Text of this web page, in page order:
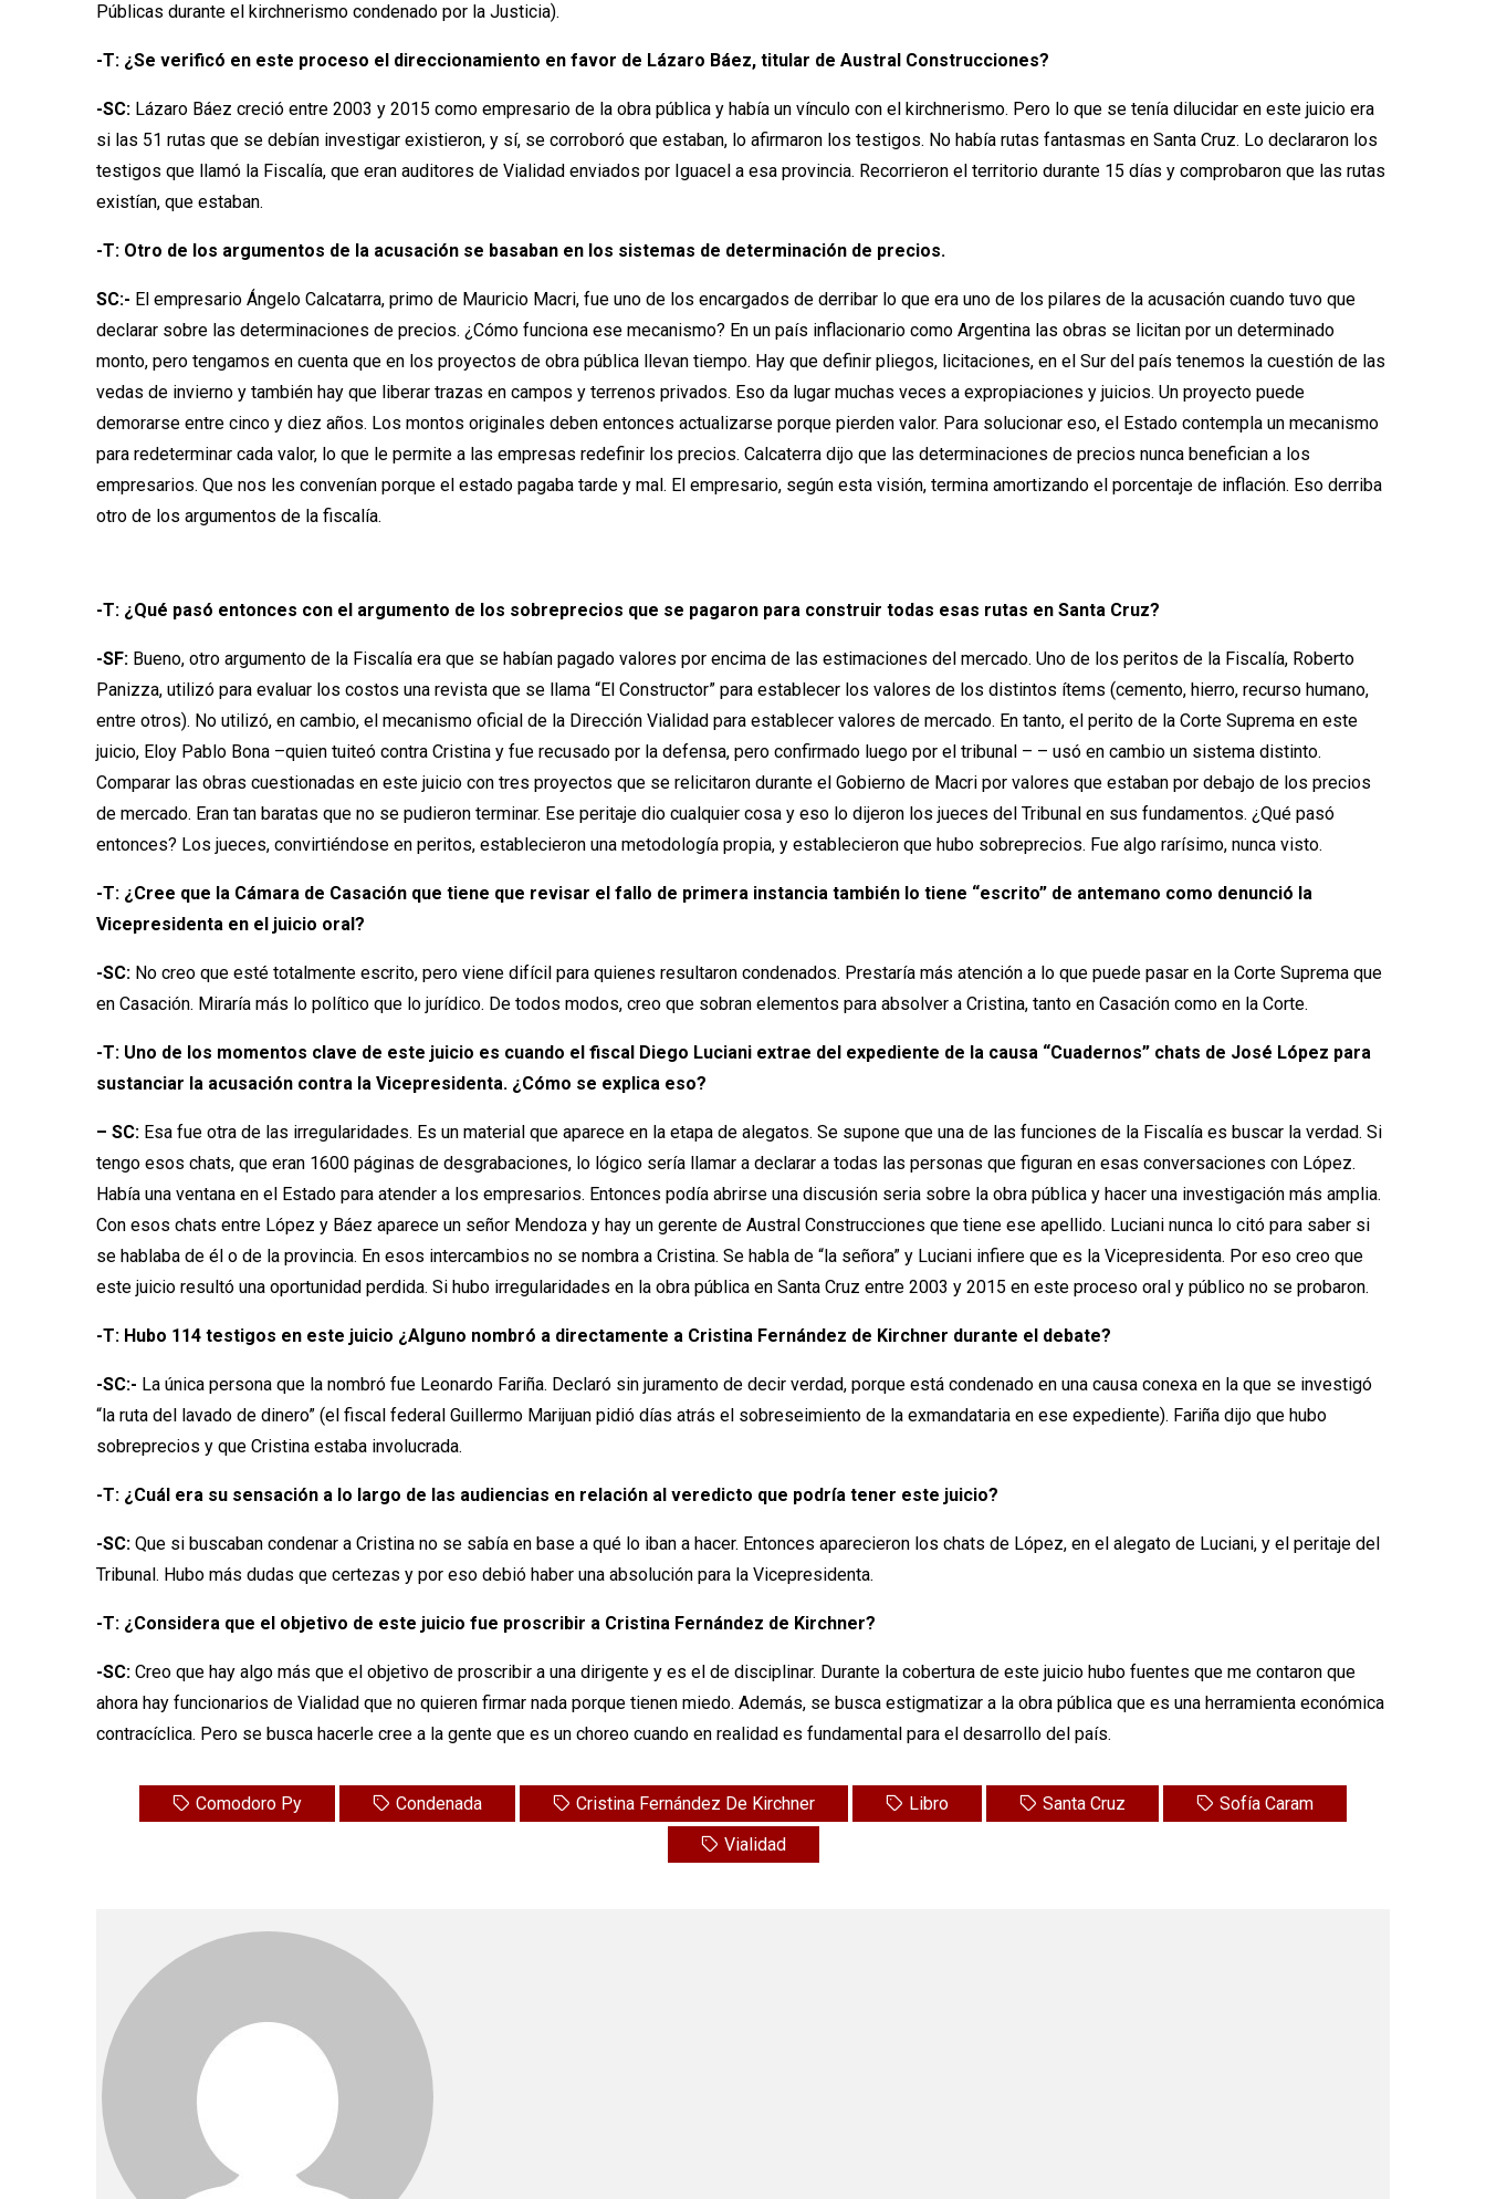
Públicas durante el kirchnerismo condenado por la Justicia).
-T: ¿Se verificó en este proceso el direccionamiento en favor de Lázaro Báez, titular de Austral Construcciones?
-SC: Lázaro Báez creció entre 2003 y 2015 como empresario de la obra pública y había un vínculo con el kirchnerismo. Pero lo que se tenía dilucidar en este juicio era
si las 51 rutas que se debían investigar existieron, y sí, se corroboró que estaban, lo afirmaron los testigos. No había rutas fantasmas en Santa Cruz. Lo declararon los
testigos que llamó la Fiscalía, que eran auditores de Vialidad enviados por Iguacel a esa provincia. Recorrieron el territorio durante 15 días y comprobaron que las rutas
existían, que estaban.
-T: Otro de los argumentos de la acusación se basaban en los sistemas de determinación de precios.
SC:- El empresario Ángelo Calcatarra, primo de Mauricio Macri, fue uno de los encargados de derribar lo que era uno de los pilares de la acusación cuando tuvo que
declarar sobre las determinaciones de precios. ¿Cómo funciona ese mecanismo? En un país inflacionario como Argentina las obras se licitan por un determinado
monto, pero tengamos en cuenta que en los proyectos de obra pública llevan tiempo. Hay que definir pliegos, licitaciones, en el Sur del país tenemos la cuestión de las
vedas de invierno y también hay que liberar trazas en campos y terrenos privados. Eso da lugar muchas veces a expropiaciones y juicios. Un proyecto puede
demorarse entre cinco y diez años. Los montos originales deben entonces actualizarse porque pierden valor. Para solucionar eso, el Estado contempla un mecanismo
para redeterminar cada valor, lo que le permite a las empresas redefinir los precios. Calcaterra dijo que las determinaciones de precios nunca benefician a los
empresarios. Que nos les convenían porque el estado pagaba tarde y mal. El empresario, según esta visión, termina amortizando el porcentaje de inflación. Eso derriba
otro de los argumentos de la fiscalía.
-T: ¿Qué pasó entonces con el argumento de los sobreprecios que se pagaron para construir todas esas rutas en Santa Cruz?
-SF: Bueno, otro argumento de la Fiscalía era que se habían pagado valores por encima de las estimaciones del mercado. Uno de los peritos de la Fiscalía, Roberto
Panizza, utilizó para evaluar los costos una revista que se llama “El Constructor” para establecer los valores de los distintos ítems (cemento, hierro, recurso humano,
entre otros). No utilizó, en cambio, el mecanismo oficial de la Dirección Vialidad para establecer valores de mercado. En tanto, el perito de la Corte Suprema en este
juicio, Eloy Pablo Bona –quien tuiteó contra Cristina y fue recusado por la defensa, pero confirmado luego por el tribunal – – usó en cambio un sistema distinto.
Comparar las obras cuestionadas en este juicio con tres proyectos que se relicitaron durante el Gobierno de Macri por valores que estaban por debajo de los precios
de mercado. Eran tan baratas que no se pudieron terminar. Ese peritaje dio cualquier cosa y eso lo dijeron los jueces del Tribunal en sus fundamentos. ¿Qué pasó
entonces? Los jueces, convirtiéndose en peritos, establecieron una metodología propia, y establecieron que hubo sobreprecios. Fue algo rarísimo, nunca visto.
-T: ¿Cree que la Cámara de Casación que tiene que revisar el fallo de primera instancia también lo tiene “escrito” de antemano como denunció la
Vicepresidenta en el juicio oral?
-SC: No creo que esté totalmente escrito, pero viene difícil para quienes resultaron condenados. Prestaría más atención a lo que puede pasar en la Corte Suprema que
en Casación. Miraría más lo político que lo jurídico. De todos modos, creo que sobran elementos para absolver a Cristina, tanto en Casación como en la Corte.
-T: Uno de los momentos clave de este juicio es cuando el fiscal Diego Luciani extrae del expediente de la causa “Cuadernos” chats de José López para
sustanciar la acusación contra la Vicepresidenta. ¿Cómo se explica eso?
– SC: Esa fue otra de las irregularidades. Es un material que aparece en la etapa de alegatos. Se supone que una de las funciones de la Fiscalía es buscar la verdad. Si
tengo esos chats, que eran 1600 páginas de desgrabaciones, lo lógico sería llamar a declarar a todas las personas que figuran en esas conversaciones con López.
Había una ventana en el Estado para atender a los empresarios. Entonces podía abrirse una discusión seria sobre la obra pública y hacer una investigación más amplia.
Con esos chats entre López y Báez aparece un señor Mendoza y hay un gerente de Austral Construcciones que tiene ese apellido. Luciani nunca lo citó para saber si
se hablaba de él o de la provincia. En esos intercambios no se nombra a Cristina. Se habla de “la señora” y Luciani infiere que es la Vicepresidenta. Por eso creo que
este juicio resultó una oportunidad perdida. Si hubo irregularidades en la obra pública en Santa Cruz entre 2003 y 2015 en este proceso oral y público no se probaron.
-T: Hubo 114 testigos en este juicio ¿Alguno nombró a directamente a Cristina Fernández de Kirchner durante el debate?
-SC:- La única persona que la nombró fue Leonardo Fariña. Declaró sin juramento de decir verdad, porque está condenado en una causa conexa en la que se investigó
“la ruta del lavado de dinero” (el fiscal federal Guillermo Marijuan pidió días atrás el sobreseimiento de la exmandataria en ese expediente). Fariña dijo que hubo
sobreprecios y que Cristina estaba involucrada.
-T: ¿Cuál era su sensación a lo largo de las audiencias en relación al veredicto que podría tener este juicio?
-SC: Que si buscaban condenar a Cristina no se sabía en base a qué lo iban a hacer. Entonces aparecieron los chats de López, en el alegato de Luciani, y el peritaje del
Tribunal. Hubo más dudas que certezas y por eso debió haber una absolución para la Vicepresidenta.
-T: ¿Considera que el objetivo de este juicio fue proscribir a Cristina Fernández de Kirchner?
-SC: Creo que hay algo más que el objetivo de proscribir a una dirigente y es el de disciplinar. Durante la cobertura de este juicio hubo fuentes que me contaron que
ahora hay funcionarios de Vialidad que no quieren firmar nada porque tienen miedo. Además, se busca estigmatizar a la obra pública que es una herramienta económica
contracíclica. Pero se busca hacerle cree a la gente que es un choreo cuando en realidad es fundamental para el desarrollo del país.
Comodoro Py Condenada Cristina Fernández De Kirchner Libro Santa Cruz
Sofía Caram
Vialidad